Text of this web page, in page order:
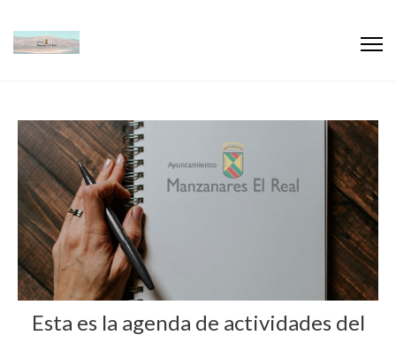
Esta es la agenda de actividades del